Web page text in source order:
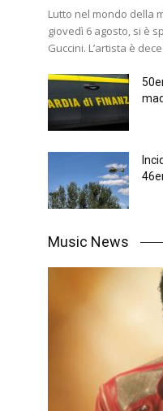
Lutto nel mondo della
giovedì 6 agosto, si è
Guccini. L’artista è
Music News